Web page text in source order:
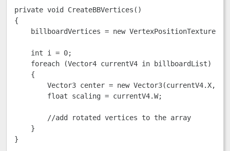
private void CreateBBVertices()
{
billboardVertices = new
    int i = 0;
    foreach (Vector4 currentV4 in billboardList)
    {
Vector3 center = new Vector3(currentV4.X,
        float scaling = currentV4.W;
        //add rotated vertices to the array
    }
}